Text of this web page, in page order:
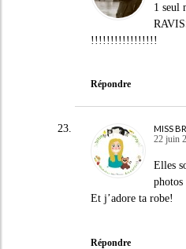
1 seul
!!!!!!!!!!!!!!!!!
Répondre
MISS
22 juin
Elles
Et j’adore ta robe!
Répondre